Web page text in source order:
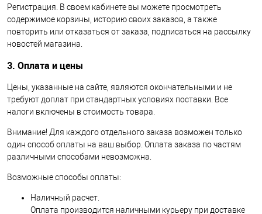
Регистрация. В своем кабинете вы можете просмотреть
содержимое корзины, историю своих заказов, а также
повторить или отказаться от заказа, подписаться на рассылку
новостей магазина.
3. Оплата и цены
Цены, указанные на сайте, являются окончательными и не
требуют доплат при стандартных условиях поставки. Все
налоги включены в стоимость товара.
Внимание! Для каждого отдельного заказа возможен только
один способ оплаты на ваш выбор. Оплата заказа по частям
различными способами невозможна.
Возможные способы оплаты:
Наличный расчет.
Оплата производится наличными курьеру при доставке